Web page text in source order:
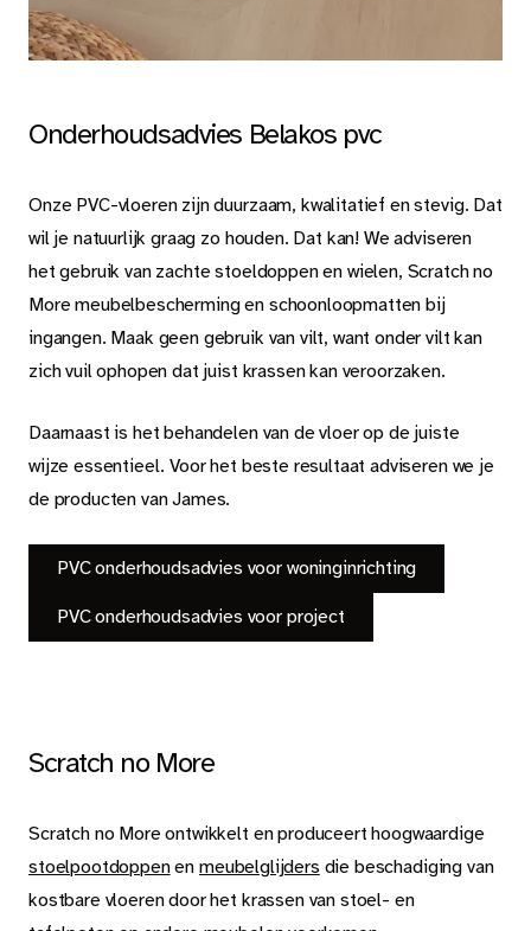
Onderhoudsadvies Belakos pvc
Onze PVC-vloeren zijn duurzaam, kwalitatief en stevig. Dat
wil je natuurlijk graag zo houden. Dat kan! We adviseren
het gebruik van zachte stoeldoppen en wielen, Scratch no
More meubelbescherming en schoonloopmatten bij
ingangen. Maak geen gebruik van vilt, want onder vilt kan
zich vuil ophopen dat juist krassen kan veroorzaken.
Daarnaast is het behandelen van de vloer op de juiste
wijze essentieel. Voor het beste resultaat adviseren we je
de producten van James.
PVC onderhoudsadvies voor woninginrichting
PVC onderhoudsadvies voor project
Scratch no More
Scratch no More ontwikkelt en produceert hoogwaardige
stoelpootdoppenen meubelglijders die beschadiging van
kostbare vloeren door het krassen van stoel- en